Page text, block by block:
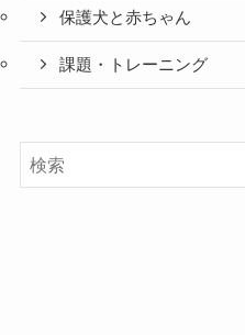
保護犬と赤ちゃん
課題・トレーニング